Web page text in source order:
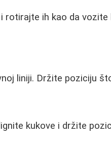
rotirajte ih kao da vozite
liniji. Držite poziciju
kukove i držite